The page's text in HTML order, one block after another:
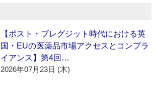
【ポスト・ブレグジット時代における英
国・EUの医薬品市場アクセスとコンプラ
イアンス】第4回…
2026年07月23日 (木)